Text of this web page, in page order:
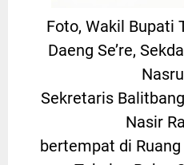
Foto, Wakil Bupati
Daeng Se’re,
Sekretaris
Nasir
bertempat di